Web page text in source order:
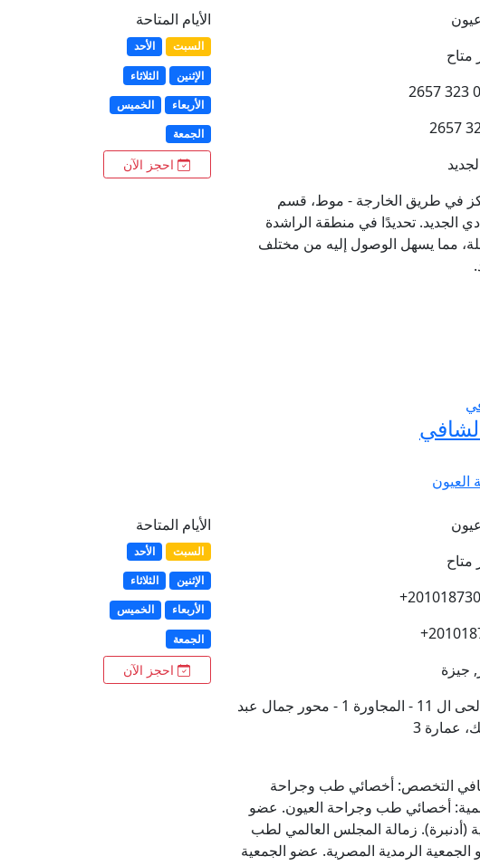
متاح
في طريق الخارجة - موط، قسم
الجديد. تحديدًا في منطقة الراشدة
مما يسهل الوصول إليه من مختلف
الأيام المتاحة
السبت
الأحد
الإثنين
الثلاثاء
الأربعاء
الخميس
الجمعة
احجز الآن
متاح
6أكتوبر الحى ال 11 - المجاورة 1 - محور جمال عبد
عمارة 3
التخصص: أخصائي طب وجراحة
أخصائي طب وجراحة العيون. عضو
(أدنبرة). زمالة المجلس العالمي لطب
الرمدية المصرية. عضو الجمعية
الأيام المتاحة
السبت
الأحد
الإثنين
الثلاثاء
الأربعاء
الخميس
الجمعة
احجز الآن